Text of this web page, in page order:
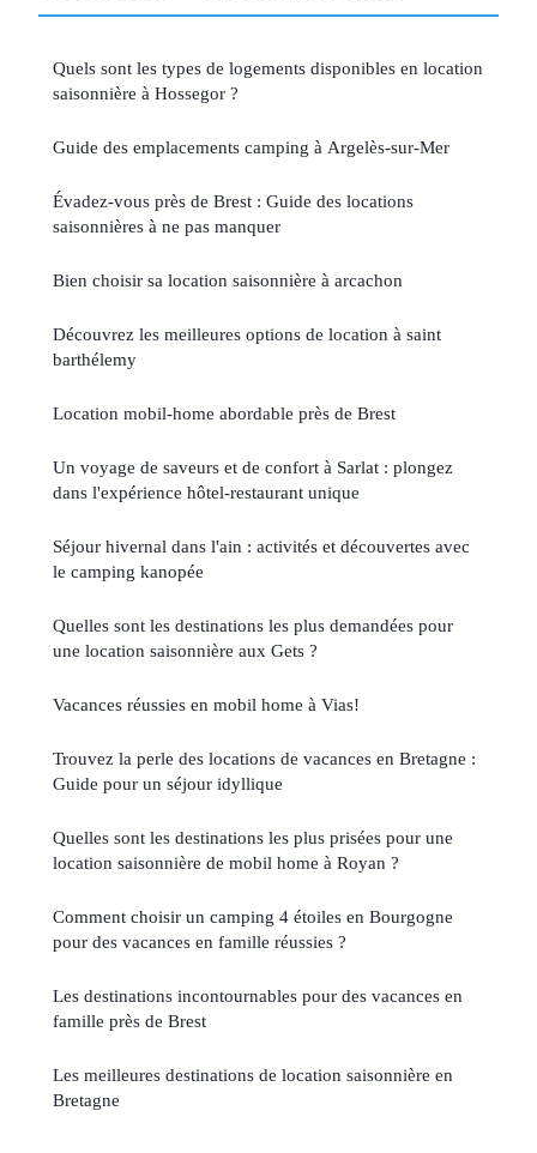
Quels sont les types de logements disponibles en location
saisonnière à Hossegor ?
Guide des emplacements camping à Argelès-sur-Mer
Évadez-vous près de Brest : Guide des locations
saisonnières à ne pas manquer
Bien choisir sa location saisonnière à arcachon
Découvrez les meilleures options de location à saint
barthélemy
Location mobil-home abordable près de Brest
Un voyage de saveurs et de confort à Sarlat : plongez
dans l'expérience hôtel-restaurant unique
Séjour hivernal dans l'ain : activités et découvertes avec
le camping kanopée
Quelles sont les destinations les plus demandées pour
une location saisonnière aux Gets ?
Vacances réussies en mobil home à Vias!
Trouvez la perle des locations de vacances en Bretagne :
Guide pour un séjour idyllique
Quelles sont les destinations les plus prisées pour une
location saisonnière de mobil home à Royan ?
Comment choisir un camping 4 étoiles en Bourgogne
pour des vacances en famille réussies ?
Les destinations incontournables pour des vacances en
famille près de Brest
Les meilleures destinations de location saisonnière en
Bretagne